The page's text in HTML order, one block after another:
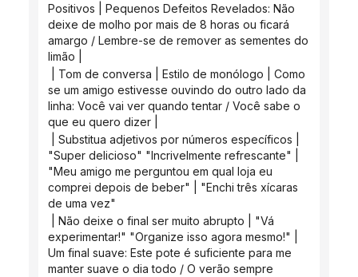
Positivos | Pequenos Defeitos Revelados: Não
deixe de molho por mais de 8 horas ou ficará
amargo / Lembre-se de remover as sementes do
limão |
se um amigo estivesse ouvindo do outro lado da
linha: Você vai ver quando tentar / Você sabe o
que eu quero dizer |
"Super delicioso" "Incrivelmente refrescante" |
"Meu amigo me perguntou em qual loja eu
comprei depois de beber" | "Enchi três xícaras
de uma vez"
experimentar!" "Organize isso agora mesmo!" |
Um final suave: Este pote é suficiente para me
manter suave o dia todo / O verão sempre